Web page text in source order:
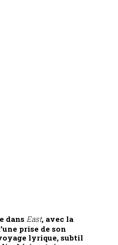
dans East, avec la
prise de son
lyrique, subtil